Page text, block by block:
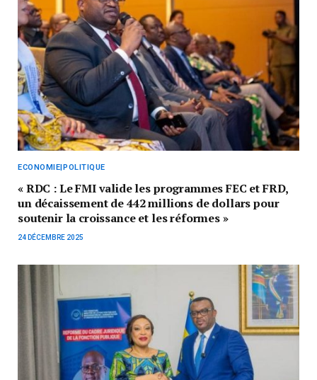
ECONOMIE|POLITIQUE
« RDC : Le FMI valide les programmes FEC et FRD,
un décaissement de 442 millions de dollars pour
soutenir la croissance et les réformes »
24 DÉCEMBRE 2025